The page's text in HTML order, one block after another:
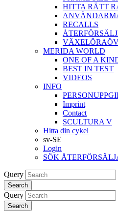
HITTA RÄTT
RECALLS
MERIDA WORLD
ONE OF A
BEST IN TEST
VIDEOS
INFO
Imprint
Contact
SCULTURA V
Hitta din cykel
sv-SE
Login
SÖK
Query
Search
Query
Search